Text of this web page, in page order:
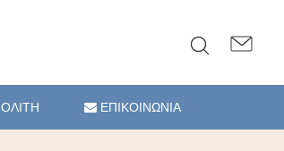
ΕΠΙΚΟΙΝΩΝΙΑ